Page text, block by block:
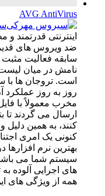
AVG AntiVirus
سابقه فعالیت
نامش در میان
است. تروجان ها
روز به روز عملکرد
مخرب معمولاً با
ارسال می گردند تا
کنند، به همین
کنونی یک امری
بهترین نرم
سیستم شما می
های اجرایی آلوده
همه از ویژگی های